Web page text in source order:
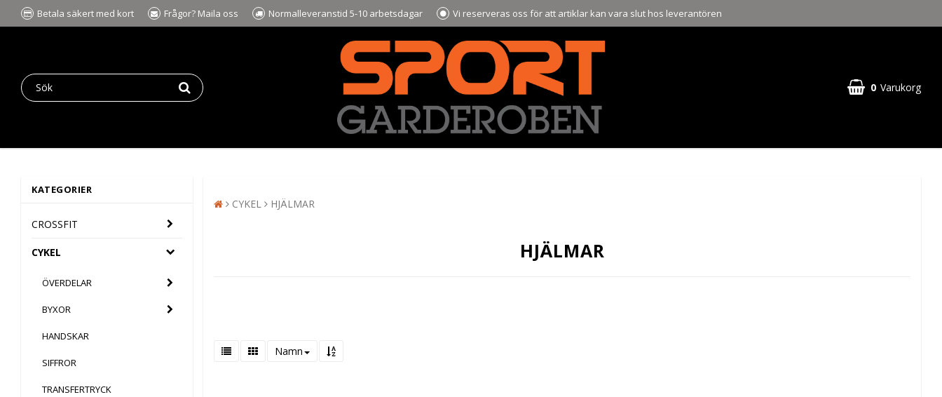
Betala säkert med kort Frågor? Maila oss Normalleveranstid 5-10 arbetsdagar Vi reserveras oss för att artiklar kan vara slut hos leverantören
0 Varukorg
KATEGORIER
CROSSFIT
CYKEL
ÖVERDELAR
BYXOR
HANDSKAR
SIFFROR
TRANSFERTRYCK
CYKEL HJÄLMAR
HJÄLMAR
Namn